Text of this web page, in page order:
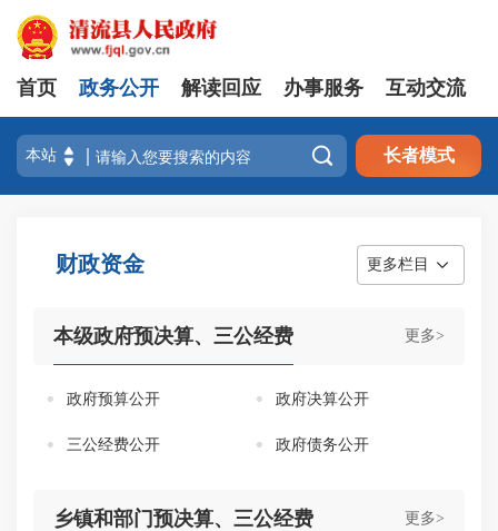
首页 政务公开 解读回应 办事服务 互动交流
 长者模式
财政资金 更多栏目
更多>
本级政府预决算、三公经费
政府预算公开 政府决算公开
三公经费公开 政府债务公开
更多>
乡镇和部门预决算、三公经费